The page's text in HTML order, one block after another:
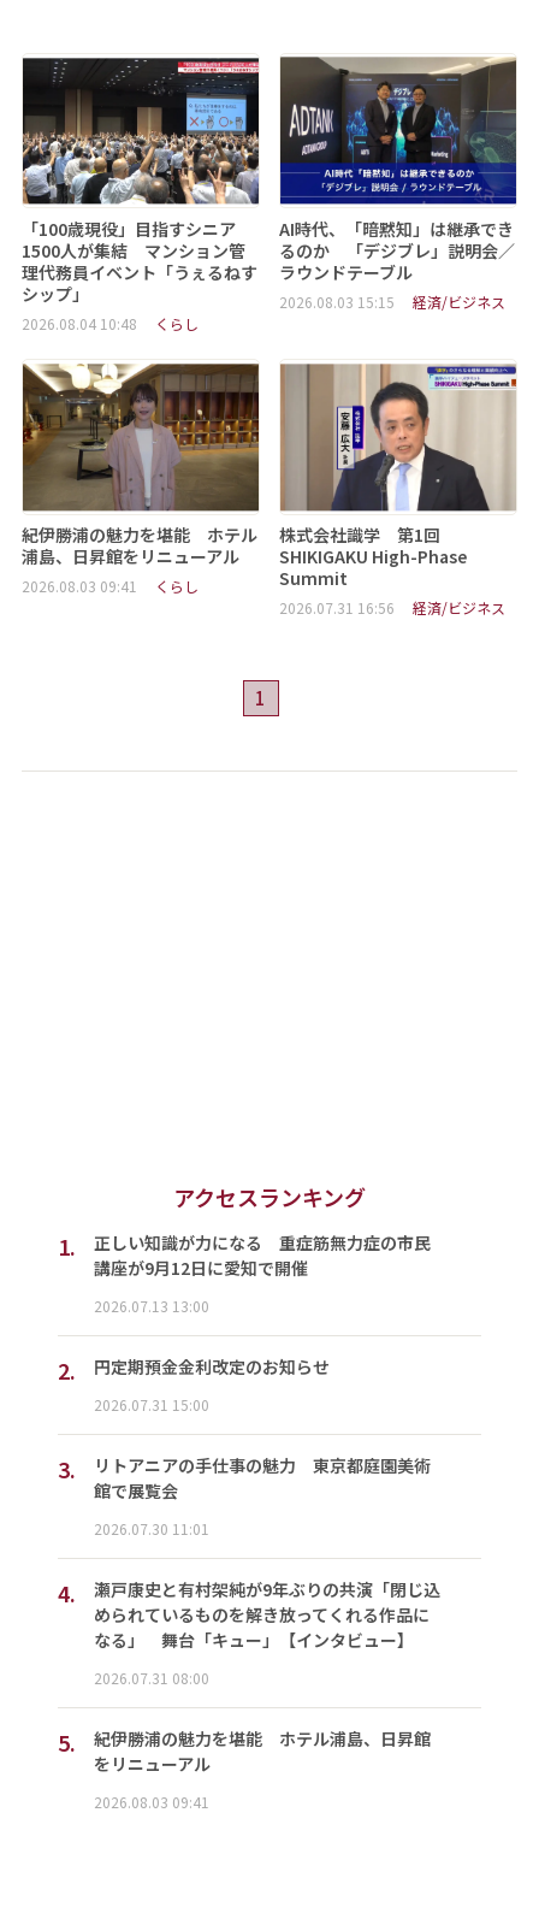
「100歳現役」目指すシニア
1500人が集結 マンション管
理代務員イベント「うぇるねす
シップ」
2026.08.04 10:48 くらし
AI時代、「暗黙知」は継承でき
るのか 「デジブレ」説明会／
ラウンドテーブル
2026.08.03 15:15 経済/ビジネス
紀伊勝浦の魅力を堪能 ホテル
浦島、日昇館をリニューアル
2026.08.03 09:41 くらし
株式会社識学 第1回
SHIKIGAKU High-Phase
Summit
2026.07.31 16:56 経済/ビジネス
1
アクセスランキング
1.
正しい知識が力になる 重症筋無力症の市民
講座が9月12日に愛知で開催
2026.07.13 13:00
2. 円定期預金金利改定のお知らせ
2026.07.31 15:00
3.
リトアニアの手仕事の魅力 東京都庭園美術
館で展覧会
2026.07.30 11:01
4.
瀬戸康史と有村架純が9年ぶりの共演「閉じ込
められているものを解き放ってくれる作品に
なる」 舞台「キュー」【インタビュー】
2026.07.31 08:00
5.
紀伊勝浦の魅力を堪能 ホテル浦島、日昇館
をリニューアル
2026.08.03 09:41